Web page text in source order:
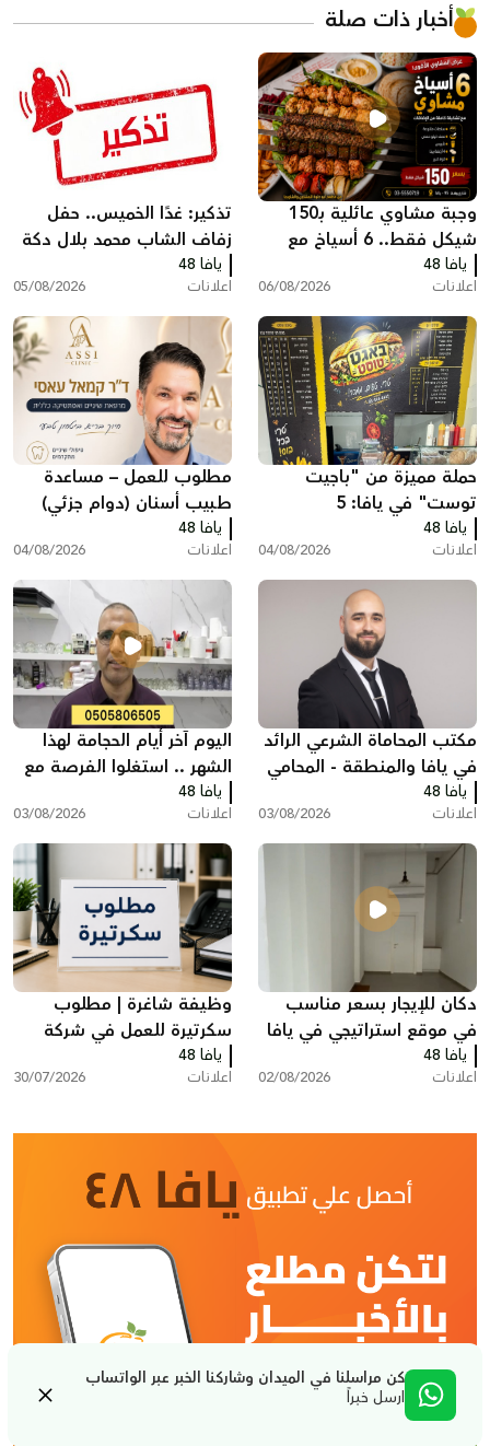
كن مراسلنا في الميدان وشاركنا الخبر عبر الواتساب
ارسل خبراً
أخبار ذات صلة
وجبة مشاوي عائلية بـ150
شيكل فقط.. 6 أسياخ مع
كامل الإضافات في مطعم
أبو حلوة بيافا
يافا 48
اعلانات 06/08/2026
تذكير: غدًا الخميس.. حفل
زفاف الشاب محمد بلال دكة
يافا 48
اعلانات 05/08/2026
حملة مميزة من "باجيت
توست" في يافا: 5
ساندويشات باجيت مع
شيبس وكولا بـ200 شيكل
يافا 48
اعلانات 04/08/2026
مطلوب للعمل – مساعدة
طبيب أسنان (دوام جزئي)
يافا 48
اعلانات 04/08/2026
مكتب المحاماة الشرعي الرائد
في يافا والمنطقة - المحامي
عبد الفتاح محمد زبدة
يافا 48
اعلانات 03/08/2026
اليوم آخر أيام الحجامة لهذا
الشهر .. استغلوا الفرصة مع
مركز سريس
يافا 48
اعلانات 03/08/2026
دكان للإيجار بسعر مناسب
في موقع استراتيجي في يافا
يافا 48
اعلانات 02/08/2026
وظيفة شاغرة | مطلوب
سكرتيرة للعمل في شركة
بمدينة ريشون لتسيون
يافا 48
اعلانات 30/07/2026